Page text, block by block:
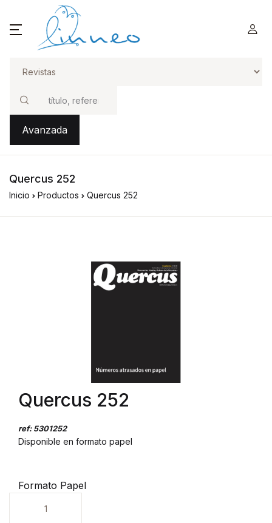
Buscar
Avanzada
Quercus 252
Inicio Productos Quercus 252
Quercus 252
ref: 5301252
Disponible en formato papel
Formato Papel
Unidades